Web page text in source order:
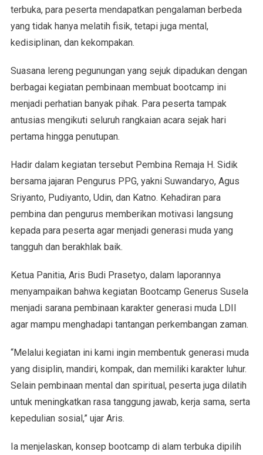
terbuka, para peserta mendapatkan pengalaman berbeda
yang tidak hanya melatih fisik, tetapi juga mental,
kedisiplinan, dan kekompakan.
Suasana lereng pegunungan yang sejuk dipadukan dengan
berbagai kegiatan pembinaan membuat bootcamp ini
menjadi perhatian banyak pihak. Para peserta tampak
antusias mengikuti seluruh rangkaian acara sejak hari
pertama hingga penutupan.
Hadir dalam kegiatan tersebut Pembina Remaja H. Sidik
bersama jajaran Pengurus PPG, yakni Suwandaryo, Agus
Sriyanto, Pudiyanto, Udin, dan Katno. Kehadiran para
pembina dan pengurus memberikan motivasi langsung
kepada para peserta agar menjadi generasi muda yang
tangguh dan berakhlak baik.
Ketua Panitia, Aris Budi Prasetyo, dalam laporannya
menyampaikan bahwa kegiatan Bootcamp Generus Susela
menjadi sarana pembinaan karakter generasi muda LDII
agar mampu menghadapi tantangan perkembangan zaman.
“Melalui kegiatan ini kami ingin membentuk generasi muda
yang disiplin, mandiri, kompak, dan memiliki karakter luhur.
Selain pembinaan mental dan spiritual, peserta juga dilatih
untuk meningkatkan rasa tanggung jawab, kerja sama, serta
kepedulian sosial,” ujar Aris.
Ia menjelaskan, konsep bootcamp di alam terbuka dipilih